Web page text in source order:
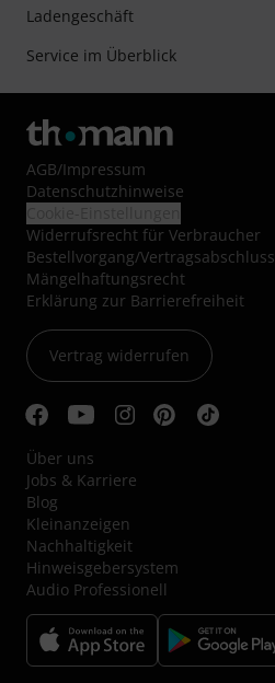
Ladengeschäft
Service im Überblick
AGB/Impressum
Datenschutzhinweise
Widerrufsrecht für Verbraucher
Bestellvorgang/Vertragsabschluss
Mängelhaftungsrecht
Erklärung zur Barrierefreiheit
Vertrag widerrufen
Über uns
Jobs & Karriere
Blog
Kleinanzeigen
Nachhaltigkeit
Hinweisgebersystem
Audio Professionell